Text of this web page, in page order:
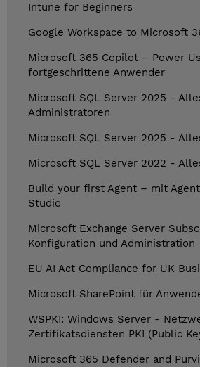
Intune for Beginners
Google Workspace to Microsoft
Microsoft 365 Copilot – Power
fortgeschrittene Anwender
Microsoft SQL Server 2025 -
Administratoren
Microsoft SQL Server 2025 -
Microsoft SQL Server 2022 -
Build your first Agent – mit
Studio
Microsoft Exchange Server
Konfiguration und Administration
EU AI Act Compliance for UK
Microsoft SharePoint für
WSPKI: Windows Server -
Zertifikatsdiensten PKI (Public
Microsoft 365 Defender and